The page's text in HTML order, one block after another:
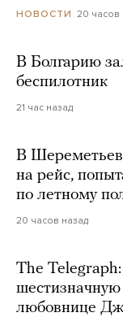
НОВОСТИ 20 часов
В Болгарию
беспилотник
21 час назад
В
на рейс,
по летному
20 часов назад
The
любовнице